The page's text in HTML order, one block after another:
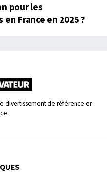
pour les
France en 2025 ?
divertissement de référence en